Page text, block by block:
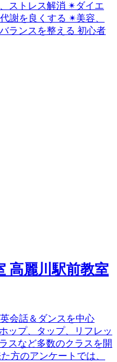
ストレス解消 ✴ダイエ
謝を良くする ✴美容、
ランスを整える 初心者
高麗川駅前教室
会話＆ダンスを中心
ップ、タップ、リフレッ
スなど多数のクラスを開
方のアンケートでは、